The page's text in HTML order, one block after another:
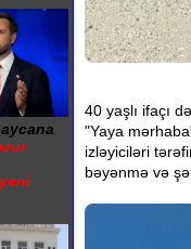
40 yaşlı ifaçı
"Yaya
izləyiciləri
bəyənmə və